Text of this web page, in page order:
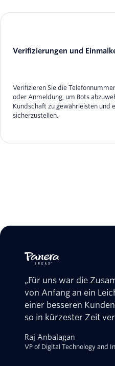
Verifizierungen und
Verifizieren Sie die
oder Anmeldung, um Bots
Kundschaft zu gewährleisten und
sicherzustellen.
„Für uns war die
von Anfang an ein
einer besseren
so in kürzester Zeit
Raj Anbalagan
VP of Digital Technology and